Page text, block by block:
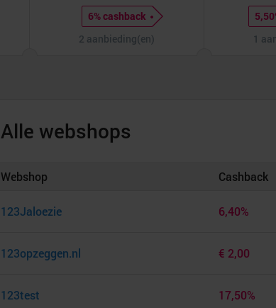
6% cashback
2 aanbieding(en)
1
Alle webshops
Webshop Cashback
123Jaloezie 6,40%
123opzeggen.nl € 2,00
123test 17,50%